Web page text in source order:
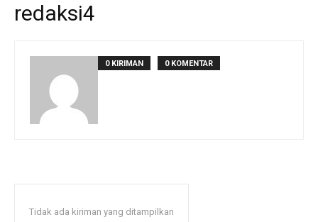
redaksi4
0 KIRIMAN 0 KOMENTAR
Tidak ada kiriman yang ditampilkan